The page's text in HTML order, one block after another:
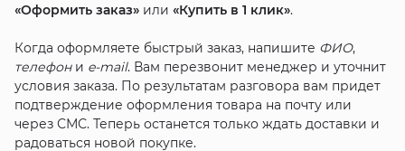
«Оформить заказ»или «Купить в 1 клик».
Когда оформляете быстрый заказ, напишите ФИО,
телефони e-mail. Вам перезвонит менеджер и уточнит
условия заказа. По результатам разговора вам придет
подтверждение оформления товара на почту или
через СМС. Теперь останется только ждать доставки и
радоваться новой покупке.